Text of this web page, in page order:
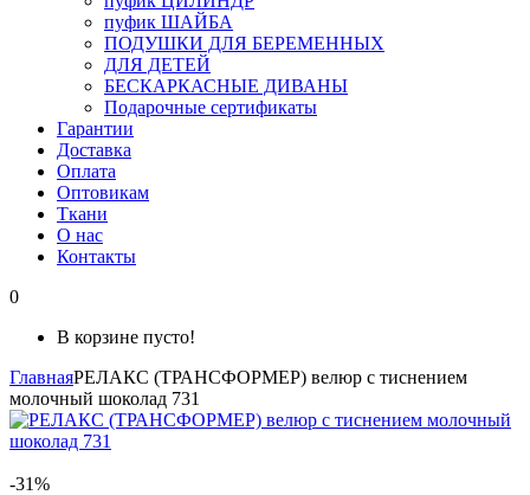
пуфик ШАЙБА
ПОДУШКИ ДЛЯ БЕРЕМЕННЫХ
ДЛЯ ДЕТЕЙ
БЕСКАРКАСНЫЕ ДИВАНЫ
Подарочные сертификаты
Гарантии
Доставка
Оплата
Оптовикам
Ткани
О нас
Контакты
0
В корзине пусто!
ГлавнаяРЕЛАКС (ТРАНСФОРМЕР) велюр с тиснением
молочный шоколад 731
-31%